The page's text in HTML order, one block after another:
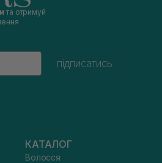
та отримуй
підписатись
КАТАЛОГ
Волосся